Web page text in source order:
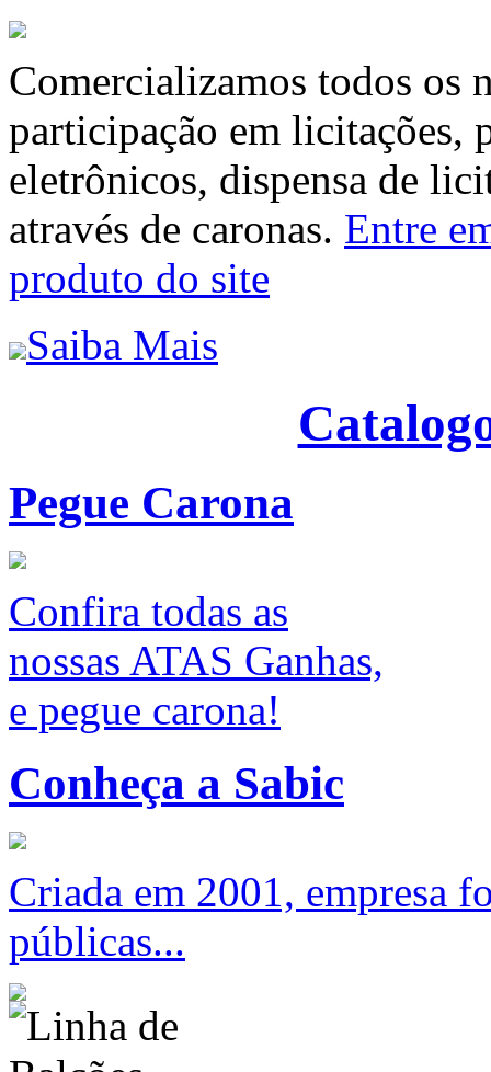
Comercializamos todos os
participação em licitações,
eletrônicos, dispensa de
através de caronas. Entre
produto do site
Saiba Mais
Pegue Carona
Confira todas as
nossas ATAS Ganhas,
e pegue carona!
Conheça a Sabic
Criada em 2001, empresa
públicas...